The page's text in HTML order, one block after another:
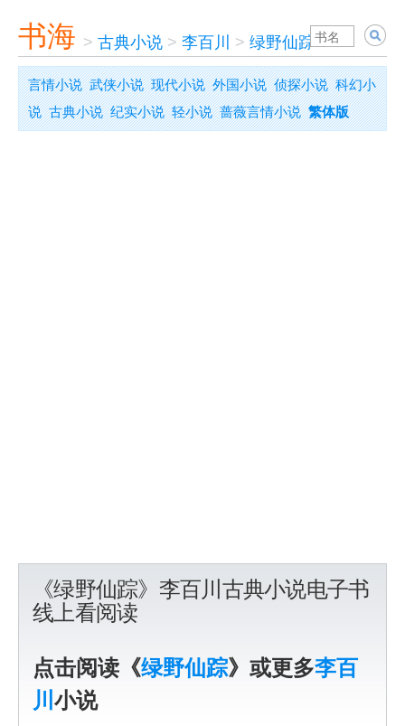
书海 > 古典小说 > 李百川 > 绿野仙踪
言情小说 武侠小说 现代小说 外国小说 侦探小说 科幻小
说 古典小说 纪实小说 轻小说 蔷薇言情小说 繁体版
《绿野仙踪》李百川古典小说电子书
线上看阅读
点击阅读《绿野仙踪》或更多李百
川 小说